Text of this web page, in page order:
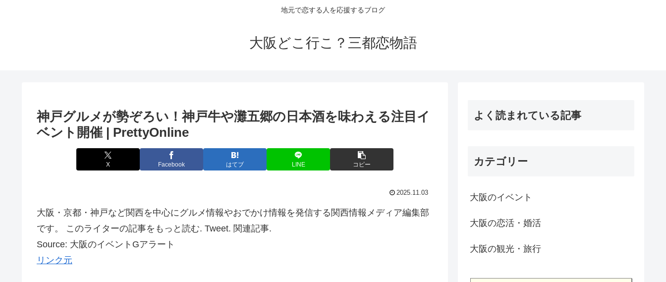
地元で恋する人を応援するブログ
大阪どこ行こ？三都恋物語
神戸グルメが勢ぞろい！神戸牛や灘五郷の日本酒を味わえる注目 イ
ベント 開催 | PrettyOnline
X Facebook はてブ LINE コピー
2025.11.03
大阪・京都・神戸など関西を中心にグルメ情報やおでかけ情報を発信する関西情報メディア編集部
です。 このライターの記事をもっと読む. Tweet. 関連記事.
Source: 大阪のイベントGアラート
リンク元
よく読まれている記事
カテゴリー
大阪のイベント
大阪の恋活・婚活
大阪の観光・旅行